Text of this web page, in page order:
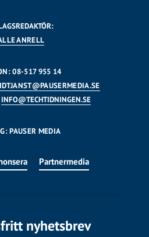
ANRELL
08-517 955 14
INFO@TECHTIDNINGEN.SE
PAUSER MEDIA
Partnermedia
nyhetsbrev